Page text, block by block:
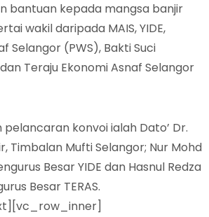
bantuan kepada mangsa banjir
wakil daripada MAIS, YIDE,
Selangor (PWS), Bakti Suci
Teraju Ekonomi Asnaf Selangor
konvoi ialah Dato’ Dr.
Timbalan Mufti Selangor; Nur Mohd
Besar YIDE dan Hasnul Redza
Besar TERAS.